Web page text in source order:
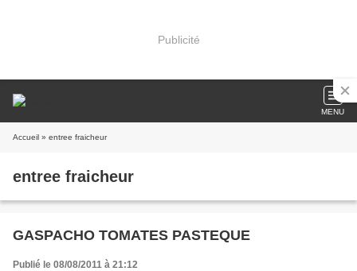
Publicité
MENU
Accueil » entree fraicheur
entree fraicheur
GASPACHO TOMATES PASTEQUE
Publié le 08/08/2011 à 21:12